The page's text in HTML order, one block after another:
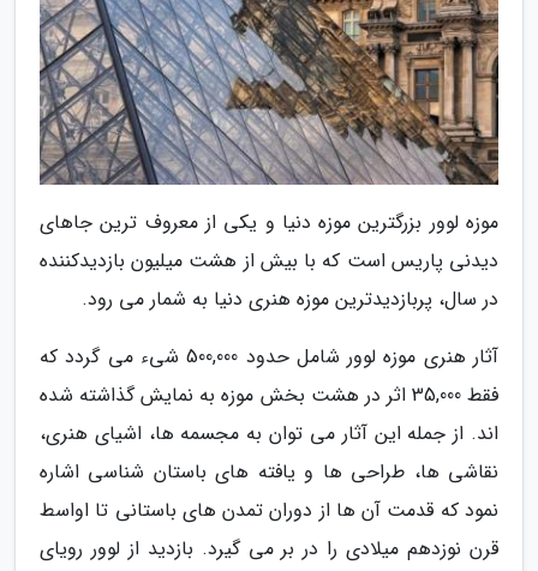
موزه لوور بزرگترین موزه دنیا و یکی از معروف ترین جاهای
دیدنی پاریس است که با بیش از هشت میلیون بازدیدکننده
در سال، پربازدیدترین موزه هنری دنیا به شمار می رود.
آثار هنری موزه لوور شامل حدود 500,000 شیء می گردد که
فقط 35,000 اثر در هشت بخش موزه به نمایش گذاشته شده
اند. از جمله این آثار می توان به مجسمه ها، اشیای هنری،
نقاشی ها، طراحی ها و یافته های باستان شناسی اشاره
نمود که قدمت آن ها از دوران تمدن های باستانی تا اواسط
قرن نوزدهم میلادی را در بر می گیرد. بازدید از لوور رویای